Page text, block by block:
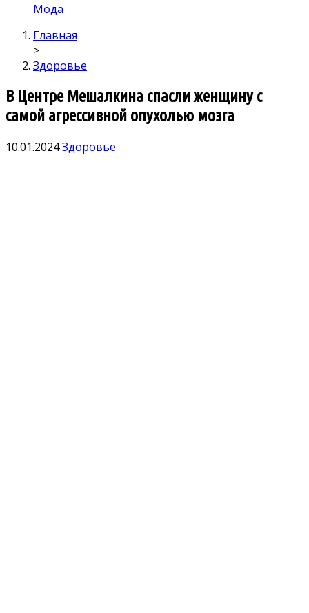
Мода
Главная
>
Здоровье
В Центре Мешалкина спасли женщину с
самой агрессивной опухолью мозга
10.01.2024Здоровье